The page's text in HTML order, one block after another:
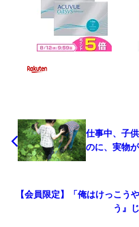
仕事中、子
のに、実物
【会員限定】「俺はけっこう
う』